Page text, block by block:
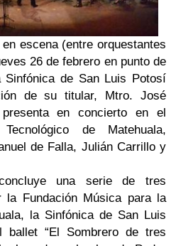
escena (entre orquestantes
26 de febrero en punto de
de San Luis Potosí
de su titular, Mtro. José
en concierto en el
de Matehuala,
de Falla, Julián Carrillo y
una serie de tres
la Fundación Música para la
la Sinfónica de San Luis
“El Sombrero de tres